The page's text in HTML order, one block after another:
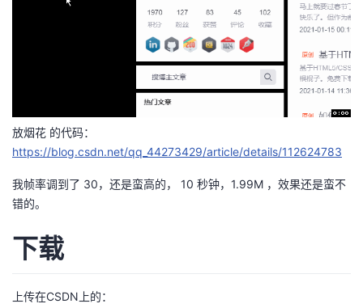
放烟花 的代码：
https://blog.csdn.net/qq_44273429/article/details/112624783
我帧率调到了 30，还是蛮高的， 10 秒钟，1.99M ，效果还是蛮不
错的。
下载
上传在CSDN上的：